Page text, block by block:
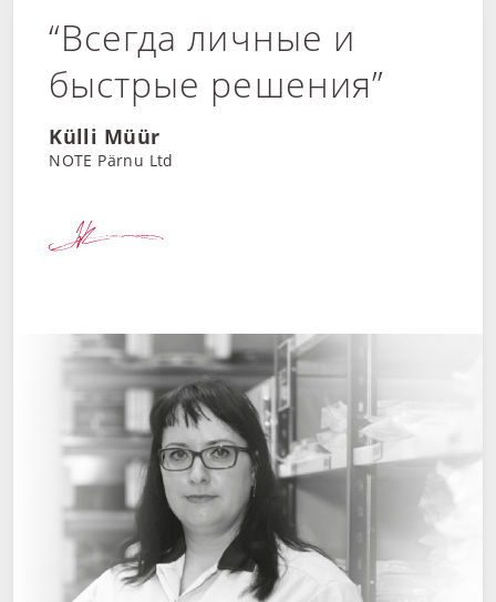
“Всегда личные и
быстрые решения”
Külli Müür
NOTE Pärnu Ltd